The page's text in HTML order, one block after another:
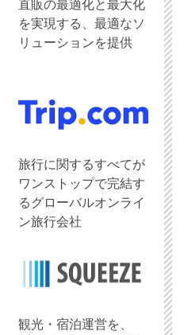
直販の最適化と最大化
を実現する、最適なソ
リューションを提供
旅行に関するすべてが
ワンストップで完結す
るグローバルオンライ
ン旅行会社
観光・宿泊運営を、